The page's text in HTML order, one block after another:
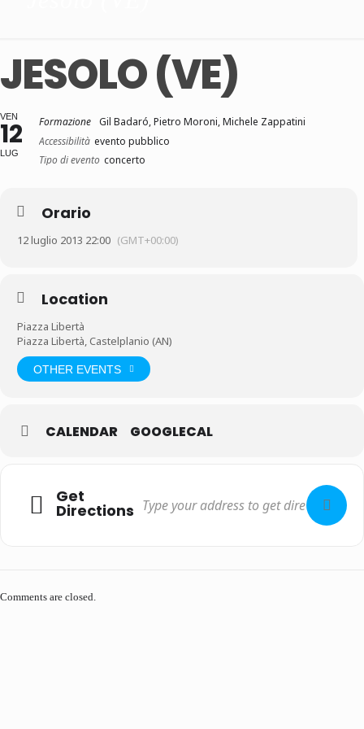
JESOLO (VE)
VEN
12
LUG
Formazione Gil Badaró, Pietro Moroni, Michele Zappatini
Accessibilità evento pubblico
Tipo di evento concerto
Orario
12 luglio 2013 22:00 (GMT+00:00)
Location
Piazza Libertà
Piazza Libertà, Castelplanio (AN)
OTHER EVENTS
CALENDAR GOOGLECAL
Get
Directions
Comments are closed.